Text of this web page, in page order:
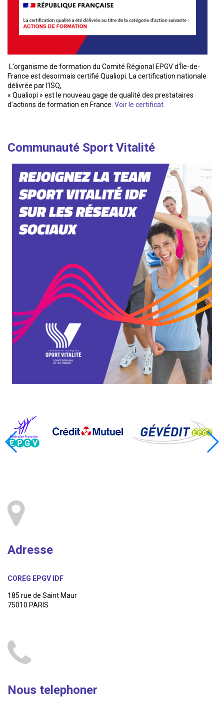
L'organisme de formation du Comité Régional EPGV d'Île-de-
France est desormais certifié Qualiopi. La certification nationale
délivrée par l’ISQ,
« Qualiopi » est le nouveau gage de qualité des prestataires
d’actions de formation en France. Voir le certificat.
Communauté Sport Vitalité
Adresse
COREG EPGV IDF
185 rue de Saint Maur
75010 PARIS
Nous telephoner